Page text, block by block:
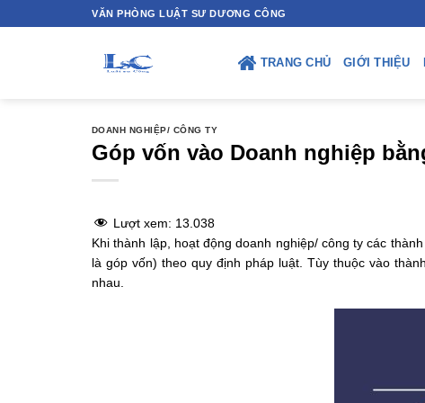
to
VĂN PHÒNG LUẬT SƯ DƯƠNG CÔNG
TRANG CHỦ GIỚI THIỆU
DOANH NGHIỆP/ CÔNG TY
Góp vốn vào Doanh nghiệp
Lượt xem: 13.038
Khi thành lập, hoạt động doanh nghiệp/ công ty các
là góp vốn) theo quy định pháp luật. Tùy thuộc vào
nhau.